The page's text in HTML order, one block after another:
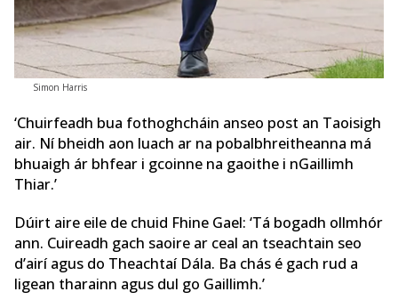
Simon Harris
‘Chuirfeadh bua fothoghcháin anseo post an Taoisigh
air. Ní bheidh aon luach ar na pobalbhreitheanna má
bhuaigh ár bhfear i gcoinne na gaoithe i nGaillimh
Thiar.’
Dúirt aire eile de chuid Fhine Gael: ‘Tá bogadh ollmhór
ann. Cuireadh gach saoire ar ceal an tseachtain seo
d’airí agus do Theachtaí Dála. Ba chás é gach rud a
ligean tharainn agus dul go Gaillimh.’